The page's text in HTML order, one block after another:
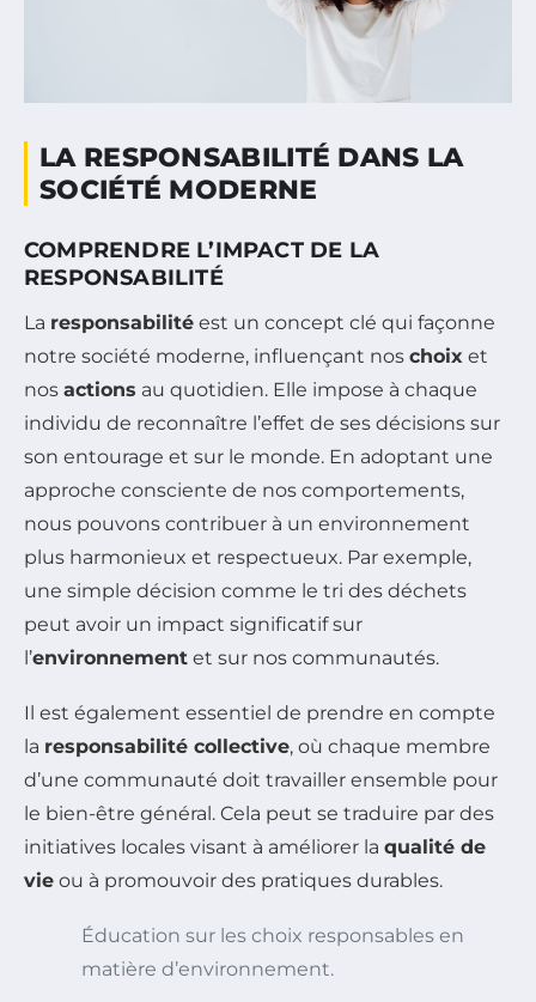
LA RESPONSABILITÉ DANS LA
SOCIÉTÉ MODERNE
COMPRENDRE L’IMPACT DE LA
RESPONSABILITÉ
La responsabilité est un concept clé qui façonne
notre société moderne, influençant nos choix et
nos actions au quotidien. Elle impose à chaque
individu de reconnaître l’effet de ses décisions sur
son entourage et sur le monde. En adoptant une
approche consciente de nos comportements,
nous pouvons contribuer à un environnement
plus harmonieux et respectueux. Par exemple,
une simple décision comme le tri des déchets
peut avoir un impact significatif sur
l’environnement et sur nos communautés.
Il est également essentiel de prendre en compte
la responsabilité collective, où chaque membre
d’une communauté doit travailler ensemble pour
le bien-être général. Cela peut se traduire par des
initiatives locales visant à améliorer la qualité de
vie ou à promouvoir des pratiques durables.
Éducation sur les choix responsables en
matière d’environnement.